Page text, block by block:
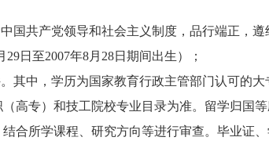
国共产党领导和社会主义制度，品行端正，遵
日至2007年8月28日期间出生）；
其中，学历为国家教育行政主管部门认可的
高专）和技工院校专业目录为准。留学归国
合所学课程、研究方向等进行审查。毕业证